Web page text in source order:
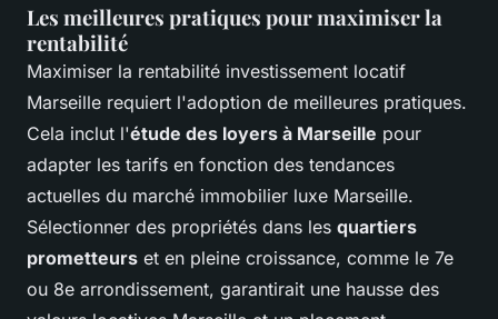
Les meilleures pratiques pour maximiser la
rentabilité
Maximiser la rentabilité investissement locatif
Marseille requiert l'adoption de meilleures pratiques.
Cela inclut l'étude des loyers à Marseille pour
adapter les tarifs en fonction des tendances
actuelles du marché immobilier luxe Marseille.
Sélectionner des propriétés dans les quartiers
prometteurs et en pleine croissance, comme le 7e
ou 8e arrondissement, garantirait une hausse des